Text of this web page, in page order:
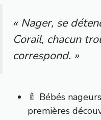
« Nager, se
Corail, chacun
correspond. »
🍼 Bébés
premières